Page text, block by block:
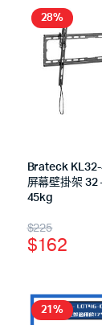
28%
Brateck
屏幕壁掛架 32
45kg
$225
$162
21%